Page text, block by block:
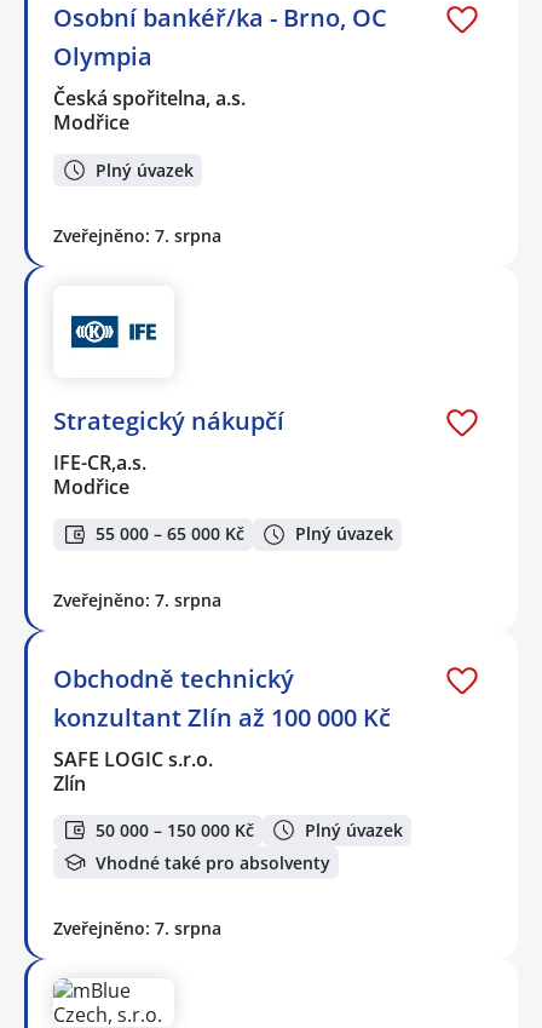
Osobní bankéř/ka - Brno, OC
Olympia
Česká spořitelna, a.s.
Modřice
Plný úvazek
Zveřejněno: 7. srpna
Strategický nákupčí
IFE-CR,a.s.
Modřice
55 000 – 65 000 Kč Plný úvazek
Zveřejněno: 7. srpna
Obchodně technický
konzultant Zlín až 100 000 Kč
SAFE LOGIC s.r.o.
Zlín
50 000 – 150 000 Kč
Plný úvazek
Vhodné také pro absolventy
Zveřejněno: 7. srpna